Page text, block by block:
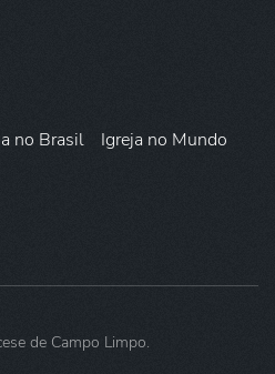
no Brasil
Igreja no Mundo
de Campo Limpo.